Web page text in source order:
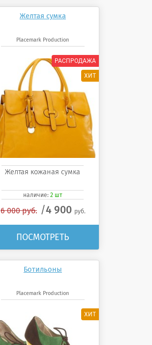
Желтая сумка
Placemark Production
Желтая кожаная сумка
наличие:2 шт
6 000 руб. 4 900 руб.
ПОСМОТРЕТЬ
Ботильоны
Placemark Production